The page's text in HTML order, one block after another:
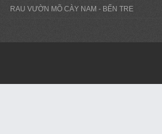
RAU VƯỜN MÕ CÀY NAM - BẾN TRE